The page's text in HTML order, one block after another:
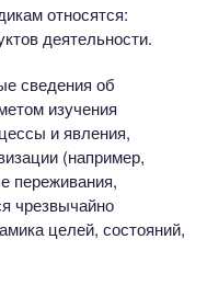
относятся:
деятельности.
сведения об
изучения
и явления,
(например,
переживания,
чрезвычайно
целей, состояний,